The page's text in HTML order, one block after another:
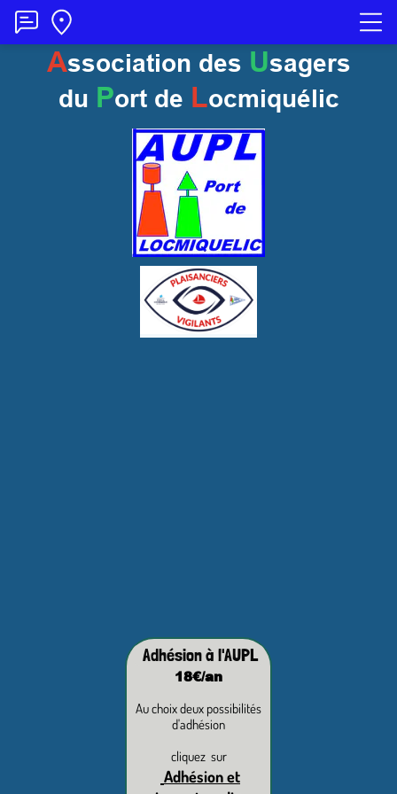
Association des Usagers
du Port de Locmiquélic
Adhésion à l'AUPL
18€/an
Au choix deux possibilités
d'adhésion
cliquez sur
Adhésion et